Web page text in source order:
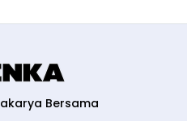
Bersama